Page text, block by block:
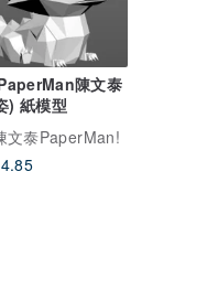
陳文泰
) 紙模型
文泰PaperMan!